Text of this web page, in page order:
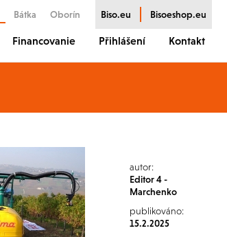
Bátka Oborín Biso.eu Bisoeshop.eu
Financovanie Přihlášení Kontakt
autor:
Editor 4 -
Marchenko
publikováno:
15.2.2025